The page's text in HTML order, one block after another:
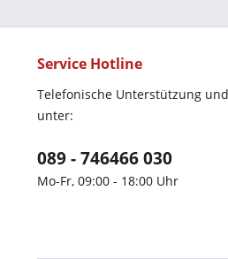
Service Hotline
Telefonische Unterstützung
unter:
089 - 746466 030
Mo-Fr, 09:00 - 18:00 Uhr